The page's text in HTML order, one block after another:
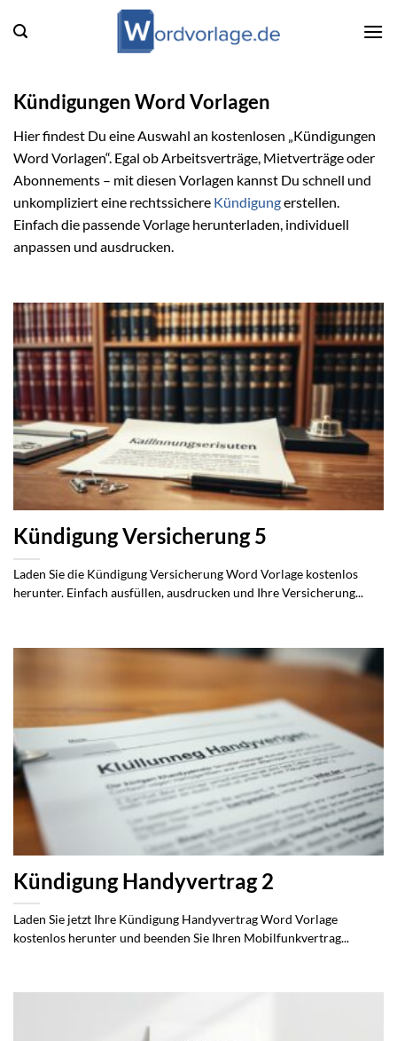
Inhalt
Kündigungen Word Vorlagen
Hier findest Du eine Auswahl an kostenlosen „Kündigungen
Word Vorlagen“. Egal ob Arbeitsverträge, Mietverträge oder
Abonnements – mit diesen Vorlagen kannst Du schnell und
unkompliziert eine rechtssichere Kündigungerstellen.
Einfach die passende Vorlage herunterladen, individuell
anpassen und ausdrucken.
Kündigung Versicherung 5
Laden Sie die Kündigung Versicherung Word Vorlage kostenlos
herunter. Einfach ausfüllen, ausdrucken und Ihre Versicherung...
Kündigung Handyvertrag 2
Laden Sie jetzt Ihre Kündigung Handyvertrag Word Vorlage
kostenlos herunter und beenden Sie Ihren Mobilfunkvertrag...